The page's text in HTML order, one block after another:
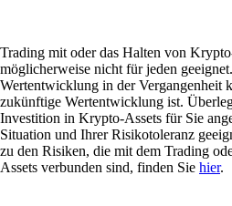
Trading mit oder das Halten von
möglicherweise nicht für jeden
Wertentwicklung in der Vergangenheit
zukünftige Wertentwicklung ist.
Investition in Krypto-Assets für Sie
Situation und Ihrer Risikotoleranz
zu den Risiken, die mit dem Trading
Assets verbunden sind, finden Sie hier.